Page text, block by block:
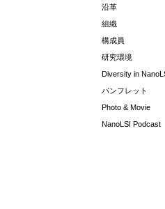
沿革
組織
構成員
研究環境
Diversity in
パンフレット
Photo & Movie
NanoLSI Podcast